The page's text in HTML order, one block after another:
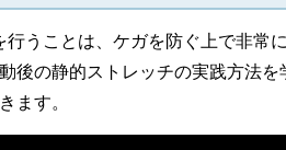
うことは、ケガを防ぐ上で非常
後の静的ストレッチの実践方法
ます。